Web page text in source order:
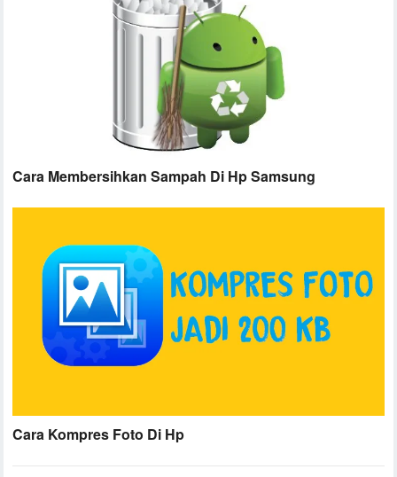
Cara Membersihkan Sampah Di Hp Samsung
Cara Kompres Foto Di Hp